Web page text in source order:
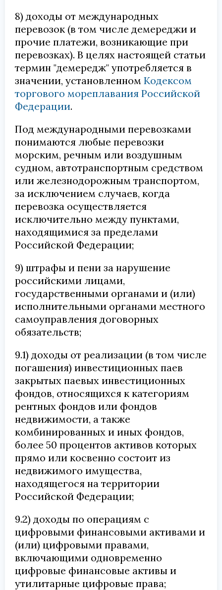
8) доходы от международных
перевозок (в том числе демереджи и
прочие платежи, возникающие при
перевозках). В целях настоящей статьи
термин "демередж" употребляется в
значении, установленном Кодексом
торгового мореплавания Российской
Федерации.
Под международными перевозками
понимаются любые перевозки
морским, речным или воздушным
судном, автотранспортным средством
или железнодорожным транспортом,
за исключением случаев, когда
перевозка осуществляется
исключительно между пунктами,
находящимися за пределами
Российской Федерации;
9) штрафы и пени за нарушение
российскими лицами,
государственными органами и (или)
исполнительными органами местного
самоуправления договорных
обязательств;
9.1) доходы от реализации (в том числе
погашения) инвестиционных паев
закрытых паевых инвестиционных
фондов, относящихся к категориям
рентных фондов или фондов
недвижимости, а также
комбинированных и иных фондов,
более 50 процентов активов которых
прямо или косвенно состоит из
недвижимого имущества,
находящегося на территории
Российской Федерации;
9.2) доходы по операциям с
цифровыми финансовыми активами и
(или) цифровыми правами,
включающими одновременно
цифровые финансовые активы и
утилитарные цифровые права;